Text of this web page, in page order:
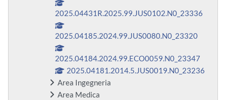
2025.04431R.2025.99.JUS0102.N0_23336
2025.04185.2024.99.JUS0080.N0_23320
2025.04184.2024.99.ECO0059.N0_23347
2025.04181.2014.5.JUS0019.N0_23236
Area Ingegneria
Area Medica